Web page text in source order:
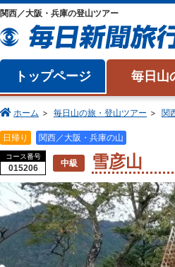
関西／大阪・兵庫の登山ツアー
トップページ 毎日山
ホーム 毎日山の旅・登山ツアー 関
日帰り 関西／大阪・兵庫の山
コース番号
015206
中級 雪彦山